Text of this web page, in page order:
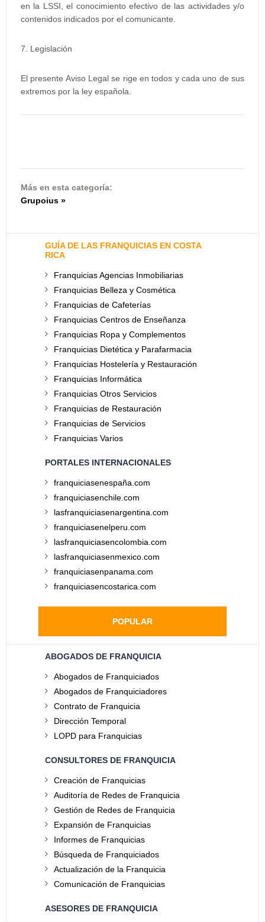
en la LSSI, el conocimiento efectivo de las actividades y/o
contenidos indicados por el comunicante.
7. Legislación
El presente Aviso Legal se rige en todos y cada uno de sus
extremos por la ley española.
Más en esta categoría:
Grupoius »
GUÍA DE LAS FRANQUICIAS EN COSTA
RICA
Franquicias Agencias Inmobiliarias
Franquicias Belleza y Cosmética
Franquicias de Cafeterías
Franquicias Centros de Enseñanza
Franquicias Ropa y Complementos
Franquicias Dietética y Parafarmacia
Franquicias Hostelería y Restauración
Franquicias Informática
Franquicias Otros Servicios
Franquicias de Restauración
Franquicias de Servicios
Franquicias Varios
PORTALES INTERNACIONALES
franquiciasenespaña.com
franquiciasenchile.com
lasfranquiciasenargentina.com
franquiciasenelperu.com
lasfranquiciasencolombia.com
lasfranquiciasenmexico.com
franquiciasenpanama.com
franquiciasencostarica.com
POPULAR
ABOGADOS DE FRANQUICIA
Abogados de Franquiciados
Abogados de Franquiciadores
Contrato de Franquicia
Dirección Temporal
LOPD para Franquicias
CONSULTORES DE FRANQUICIA
Creación de Franquicias
Auditoría de Redes de Franquicia
Gestión de Redes de Franquicia
Expansión de Franquicias
Informes de Franquicias
Búsqueda de Franquiciados
Actualización de la Franquicia
Comunicación de Franquicias
ASESORES DE FRANQUICIA